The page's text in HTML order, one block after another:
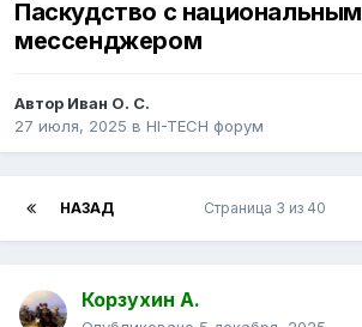
Паскудство с национальным
мессенджером
Автор Иван О. С.
27 июля, 2025 в HI-TECH форум
НАЗАД Страница 3 из 40
Корзухин А.